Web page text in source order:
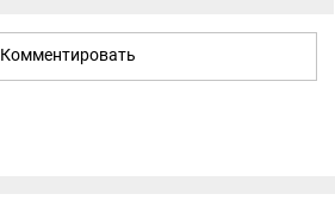
Комментировать